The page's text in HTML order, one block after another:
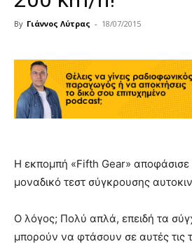
By Γιάννος Λύτρας - 18/07/2015
Η εκπομπή «Fifth Gear» αποφάσισε
μοναδικό τεστ σύγκρουσης
Ο λόγος; Πολύ απλά, επειδή τα
μπορούν να φτάσουν σε αυτές τις